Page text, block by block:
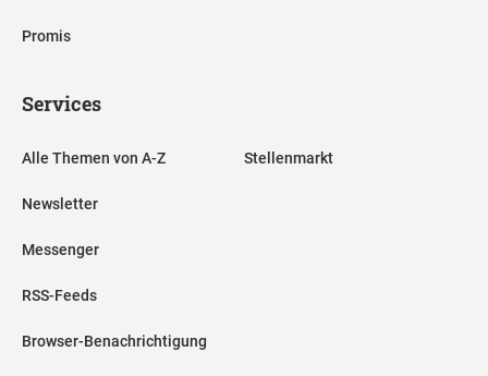
Promis
Services
Alle Themen von A-Z
Newsletter
Messenger
RSS-Feeds
Browser-Benachrichtigung
Stellenmarkt